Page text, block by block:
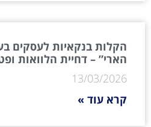
הקלות בנקאיות לעסקים
הארי” – דחיית הלוואות
13/03/2026
קרא עוד »